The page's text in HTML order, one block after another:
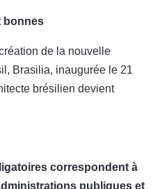
bonnes
de la nouvelle
Brasilia, inaugurée le 21
brésilien devient
correspondent à
publiques et